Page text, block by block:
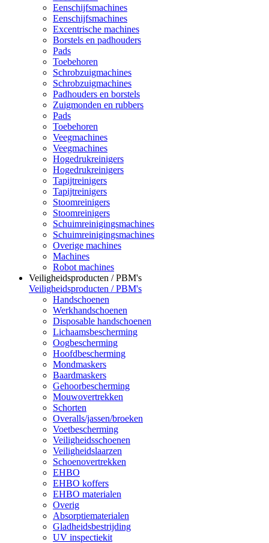
Eenschijfsmachines
Eenschijfsmachines
Excentrische machines
Borstels en padhouders
Pads
Toebehoren
Schrobzuigmachines
Schrobzuigmachines
Padhouders en borstels
Zuigmonden en rubbers
Pads
Toebehoren
Veegmachines
Veegmachines
Hogedrukreinigers
Hogedrukreinigers
Tapijtreinigers
Tapijtreinigers
Stoomreinigers
Stoomreinigers
Schuimreinigingsmachines
Schuimreinigingsmachines
Overige machines
Machines
Robot machines
Veiligheidsproducten / PBM's
Veiligheidsproducten / PBM's
Handschoenen
Werkhandschoenen
Disposable handschoenen
Lichaamsbescherming
Oogbescherming
Hoofdbescherming
Mondmaskers
Baardmaskers
Gehoorbescherming
Mouwovertrekken
Schorten
Overalls/jassen/broeken
Voetbescherming
Veiligheidsschoenen
Veiligheidslaarzen
Schoenovertrekken
EHBO
EHBO koffers
EHBO materialen
Overig
Absorptiematerialen
Gladheidsbestrijding
UV inspectiekit